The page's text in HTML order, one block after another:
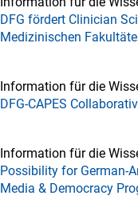
DFG fördert Clinician
Medizinischen Fakultäte
Information für die
DFG-CAPES
Information für die
Possibility for German-
Media & Democracy